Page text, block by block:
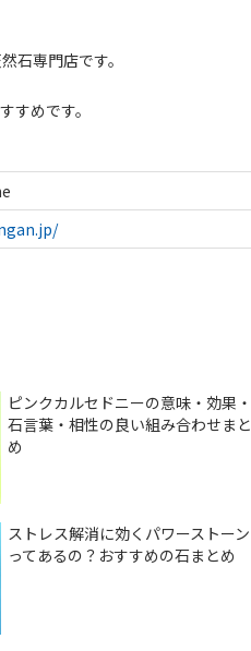
石専門店です。
すめです。
ピンクカルセドニーの意味・効果・
石言葉・相性の良い組み合わせまと
め
ストレス解消に効くパワーストーン
ってあるの？おすすめの石まとめ